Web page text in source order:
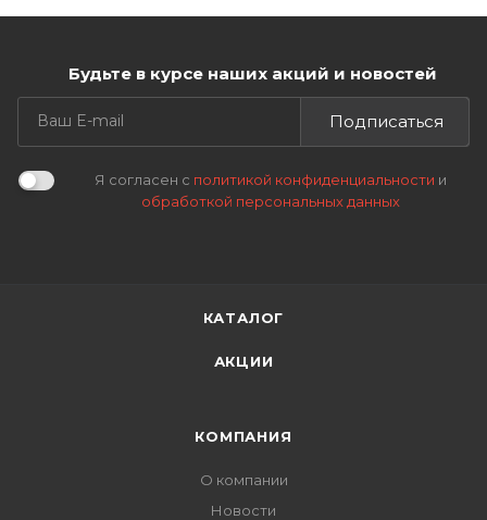
Будьте в курсе наших акций и новостей
Подписаться
Я согласен с политикой конфиденциальности и
обработкой персональных данных
КАТАЛОГ
АКЦИИ
КОМПАНИЯ
О компании
Новости